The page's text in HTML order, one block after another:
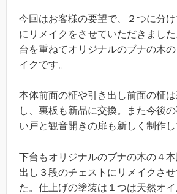
今回はお客様の要望で、２つに分
にリメイクをさせていただきまし
台を重ねてオリジナルのブナの木
イクです。
本体前面の柾や引き出し前面の柾
し、裏板も新品に交換。また今後
い戸と観音開きの扉も新しく制作し
下台もオリジナルのブナの木の４
出し３段のチェストにリメイクさ
た。仕上げの塗装は１つは天然オ